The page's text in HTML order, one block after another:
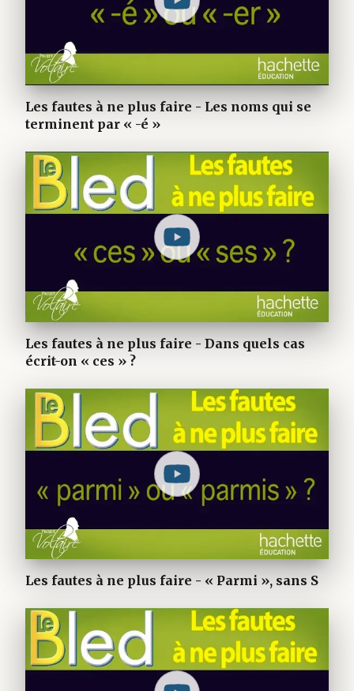
Les fautes à ne plus faire - Les noms qui se
terminent par « -é »
Les fautes à ne plus faire - Dans quels cas
écrit-on « ces » ?
Les fautes à ne plus faire - « Parmi », sans S